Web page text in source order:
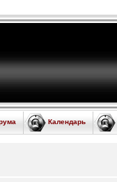
Календарь